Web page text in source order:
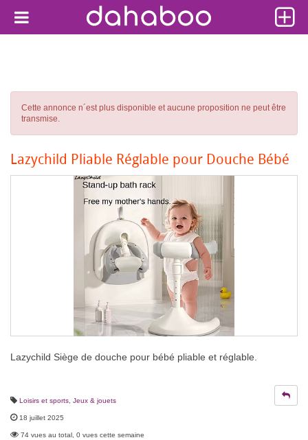
Cette annonce n´est plus disponible et aucune proposition ne peut être
transmise.
Lazychild Pliable Réglable pour Douche Bébé
Lazychild Siège de douche pour bébé pliable et réglable.
Loisirs et sports Jeux & jouets
18 juillet 2025
74 vues au total, 0 vues cette semaine